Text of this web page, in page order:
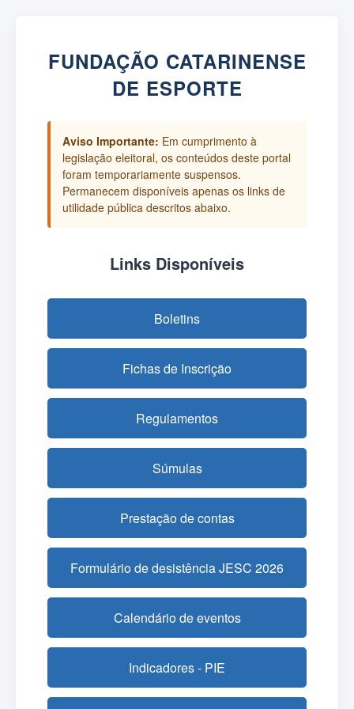
FUNDAÇÃO CATARINENSE
DE ESPORTE
Aviso Importante: Em cumprimento à
legislação eleitoral, os conteúdos deste portal
foram temporariamente suspensos.
Permanecem disponíveis apenas os links de
utilidade pública descritos abaixo.
Links Disponíveis
Boletins
Fichas de Inscrição
Regulamentos
Súmulas
Prestação de contas
Formulário de desistência JESC 2026
Calendário de eventos
Indicadores - PIE